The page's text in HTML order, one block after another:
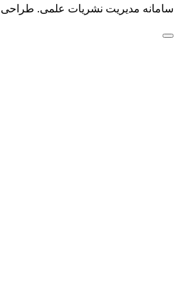
سامانه مدیریت نشریات علمی. طراحی